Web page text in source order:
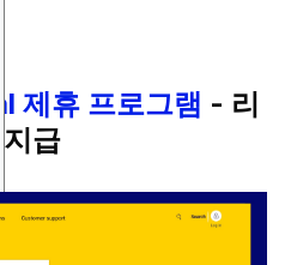
제휴 프로그램 - 리
지급